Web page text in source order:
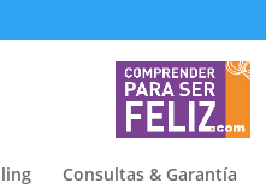
Consultas & Garantía